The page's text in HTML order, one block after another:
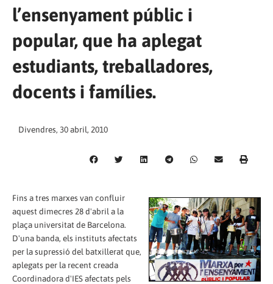
l’ensenyament públic i
popular, que ha aplegat
estudiants, treballadores,
docents i famílies.
Divendres, 30 abril, 2010
Fins a tres marxes van confluir
aquest dimecres 28 d'abril a la
plaça universitat de Barcelona.
D'una banda, els instituts afectats
per la supressió del batxillerat que,
aplegats per la recent creada
Coordinadora d'IES afectats pels